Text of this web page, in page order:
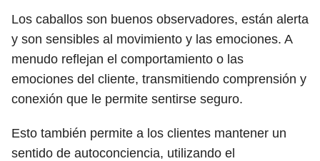
Los caballos son buenos observadores, están alerta
y son sensibles al movimiento y las emociones. A
menudo reflejan el comportamiento o las
emociones del cliente, transmitiendo comprensión y
conexión que le permite sentirse seguro.
Esto también permite a los clientes mantener un
sentido de autoconciencia, utilizando el